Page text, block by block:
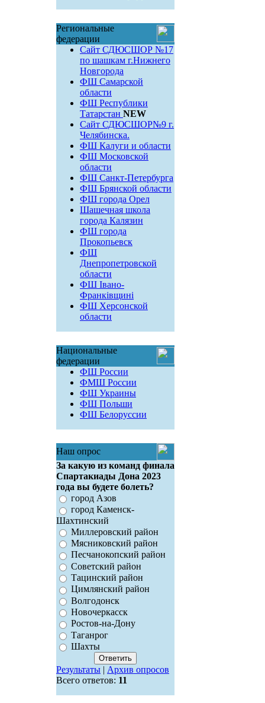
Региональные
федерации
Сайт СДЮСШОР №17
по шашкам г.Нижнего
Новгорода
ФШ Самарской
области
ФШ Республики
Татарстан NEW
Сайт СДЮСШОР№9 г.
Челябинска.
ФШ Калуги и области
ФШ Московской
области
ФШ Санкт-Петербурга
ФШ Брянской области
ФШ города Орел
Шашечная школа
города Калязин
ФШ города
Прокопьевск
ФШ
Днепропетровской
области
ФШ Івано-
Франківщині
ФШ Херсонской
области
Национальные
федерации
ФШ России
ФМШ России
ФШ Украины
ФШ Польши
ФШ Белоруссии
Наш опрос
За какую из команд финала
Спартакиады Дона 2023
года вы будете болеть?
город Азов
город Каменск-
Шахтинский
Миллеровский район
Мясниковский район
Песчанокопский район
Советский район
Тацинский район
Цимлянский район
Волгодонск
Новочеркасск
Ростов-на-Дону
Таганрог
Шахты
Результаты| Архив опросов
Всего ответов: 11